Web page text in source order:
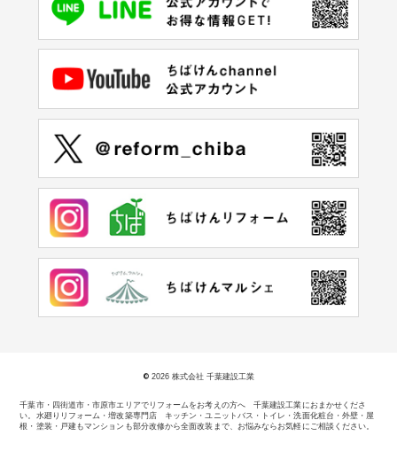
千葉市・四街道市・市原市エリアでリフォームをお考えの方へ 千葉建設工業におまかせくださ
い。 水廻りリフォーム・増改築専門店 キッチン・ユニットバス・トイレ・洗面化粧台・外壁・屋
根・塗装・戸建もマンションも部分改修から全面改装まで、お悩みならお気軽にご相談ください。
© 2026 株式会社 千葉建設工業